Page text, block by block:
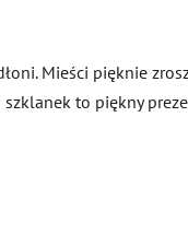
Mieści pięknie
to piękny